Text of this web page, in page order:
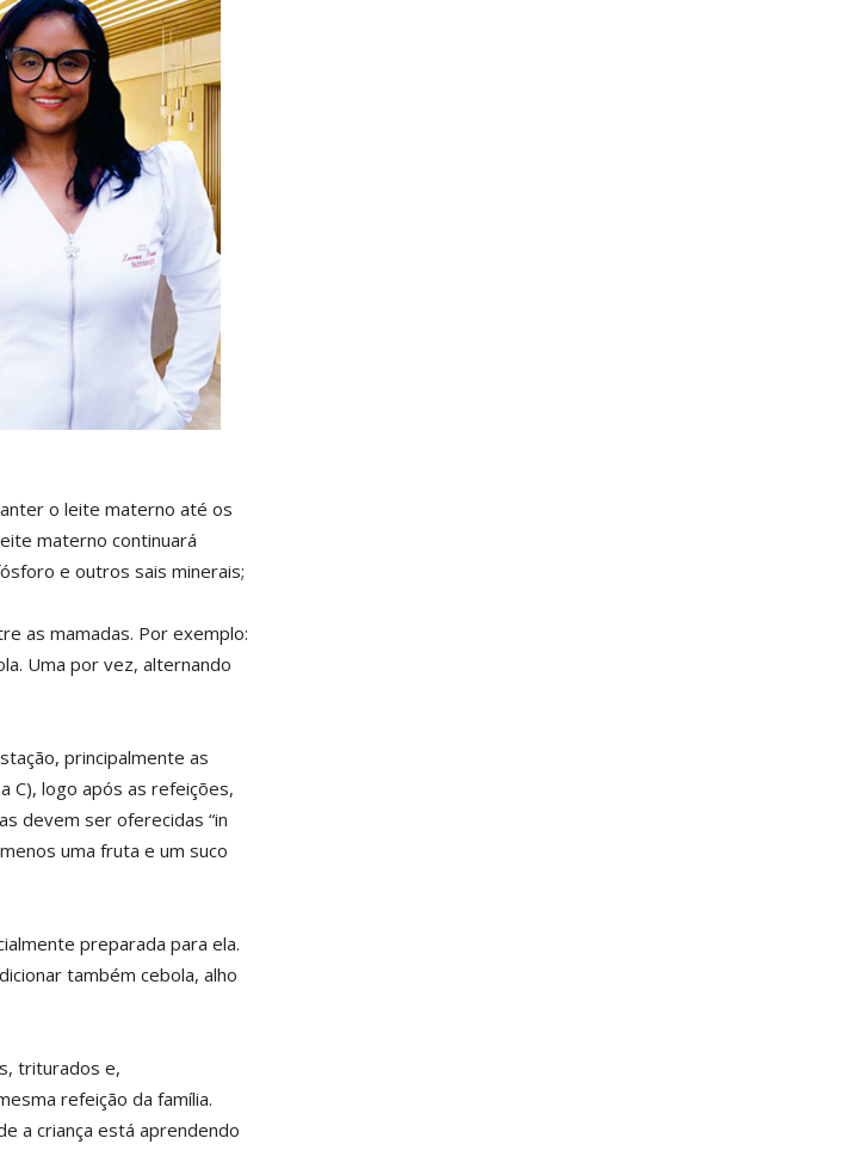
o leite materno até os
materno continuará
e outros sais minerais;
as mamadas. Por exemplo:
Uma por vez, alternando
principalmente as
C), logo após as refeições,
devem ser oferecidas “in
uma fruta e um suco
preparada para ela.
também cebola, alho
triturados e,
refeição da família.
a criança está aprendendo